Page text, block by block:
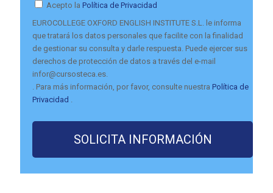
Acepto la Política de Privacidad
EUROCOLLEGE OXFORD ENGLISH INSTITUTE S.L. le informa
que tratará los datos personales que facilite con la finalidad
de gestionar su consulta y darle respuesta. Puede ejercer sus
derechos de protección de datos a través del e-mail
infor@cursosteca.es.
. Para más información, por favor, consulte nuestra Política de
Privacidad .